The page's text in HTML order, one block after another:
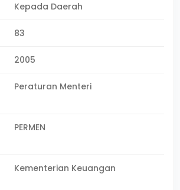
Kepada Daerah
83
2005
Peraturan Menteri
PERMEN
Kementerian Keuangan